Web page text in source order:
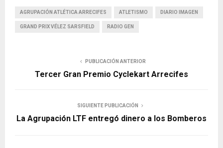
AGRUPACIÓN ATLÉTICA ARRECIFES ATLETISMO DIARIO IMAGEN
GRAND PRIX VÉLEZ SARSFIELD RADIO GEN
PUBLICACIÓN ANTERIOR
Tercer Gran Premio Cyclekart Arrecifes
SIGUIENTE PUBLICACIÓN
La Agrupación LTF entregó dinero a los Bomberos